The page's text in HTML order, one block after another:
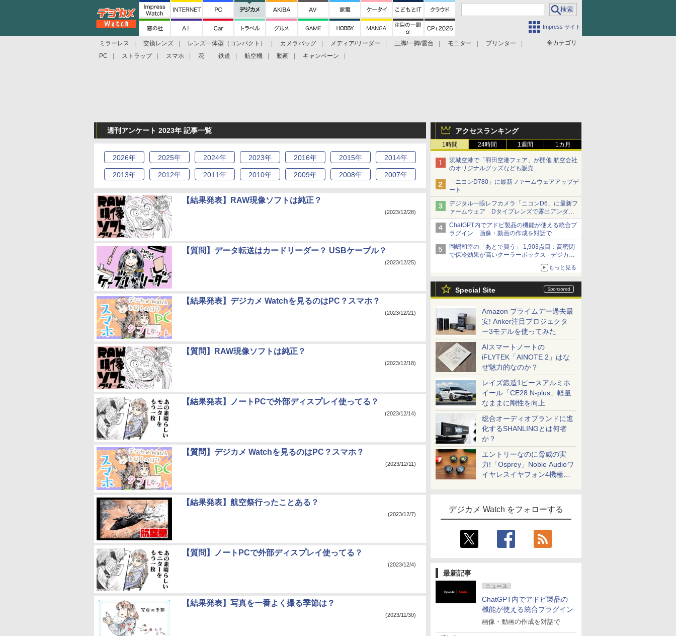
Impress サイト
全カテゴリ
ミラーレス 交換レンズ レンズ一体型（コンパクト） カメラバッグ メディア/リーダー 三脚/一脚/雲台 モニター
プリンター
PC
ストラップ スマホ 花 鉄道 航空機 動画 キャンペーン
アクセスランキング
1時間 24時間 1週間 1カ月
茨城空港で「羽田空港フェア」が開催 航空会社
のオリジナルグッズなども販売
「ニコンD780」に最新ファームウェアアップデ
ート
デジタル一眼レフカメラ「ニコンD6」に最新フ
ァームウェア Dタイプレンズで露出アンダー
になる現象の修正など
ChatGPT内でアドビ製品の機能が使える統合プ
ラグイン 画像・動画の作成を対話で
岡嶋和幸の「あとで買う」 1,903点目：高密閉
で保冷効果が高いクーラーボックス - デジカメ
もっと見る
Special Site
Amazon プライムデー過去最
安! Anker注目プロジェクタ
ー3モデルを使ってみた
AIスマートノートの
iFLYTEK「AINOTE 2」はな
ぜ魅力的なのか？
レイズ鍛造1ピースアルミホ
イール「CE28 N-plus」軽量
なままに剛性を向上
総合オーディオブランドに進
化するSHANLINGとは何者
か？
エントリーなのに脅威の実
力!「Osprey」Noble Audioワ
イヤレスイヤフォン4機種を
デジカメ Watch をフォローする
最新記事
ニュース
ChatGPT内でアドビ製品の
機能が使える統合プラグイン
画像・動画の作成を対話で
週刊アンケート 2023年 記事一覧
2026年 2025年 2024年 2023年 2016年 2015年 2014年
2013年 2012年 2011年 2010年 2009年 2008年 2007年
【結果発表】RAW現像ソフトは純正？
(2023/12/28)
【質問】データ転送はカードリーダー？ USBケーブル？
(2023/12/25)
【結果発表】デジカメ Watchを見るのはPC？スマホ？
(2023/12/21)
【質問】RAW現像ソフトは純正？
(2023/12/18)
【結果発表】ノートPCで外部ディスプレイ使ってる？
(2023/12/14)
【質問】デジカメ Watchを見るのはPC？スマホ？
(2023/12/11)
【結果発表】航空祭行ったことある？
(2023/12/7)
【質問】ノートPCで外部ディスプレイ使ってる？
(2023/12/4)
【結果発表】写真を一番よく撮る季節は？
(2023/11/30)